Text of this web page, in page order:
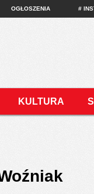
OGŁOSZENIA #
KULTURA